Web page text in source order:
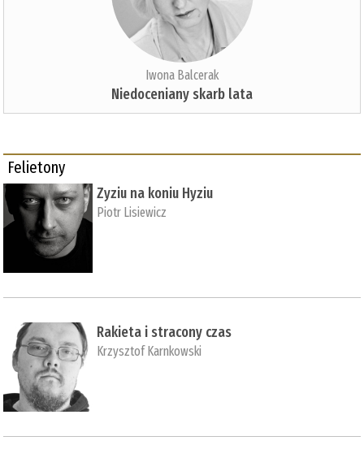
Iwona Balcerak
Niedoceniany skarb lata
Felietony
Zyziu na koniu Hyziu
Piotr Lisiewicz
Rakieta i stracony czas
Krzysztof Karnkowski